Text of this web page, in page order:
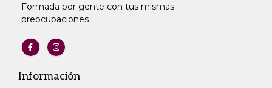
Formada por gente con tus mismas
preocupaciones
Información